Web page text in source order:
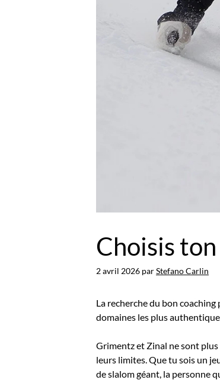
Choisis
2 avril 2026 parStefano Carlin
La recherche du bon
domaines les plus
Grimentz et Zinal ne sont
leurs limites. Que tu sois un
de slalom géant, la personne